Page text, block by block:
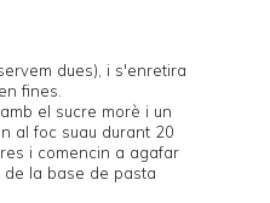
dues), i s'enretira
fines.
el sucre morè i un
al foc suau durant 20
i comencin a agafar
de la base de pasta